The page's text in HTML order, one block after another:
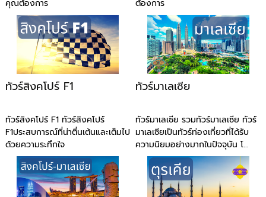
คุณต้องการ
ต้องการ
ทัวร์สิงคโปร์ F1
ทัวร์สิงคโปร์ F1 ทัวร์สิงคโปร์
F1ประสบการณ์ที่น่าตื่นเต้นและเต็มไป
ด้วยความระทึกใจ
ทัวร์มาเลเซีย
ทัวร์มาเลเซีย รวมทัวร์มาเลเซีย ทัวร์
มาเลเซียเป็นทัวร์ท่องเที่ยวที่ได้รับ
ความนิยมอย่างมากในปัจจุบัน โ...